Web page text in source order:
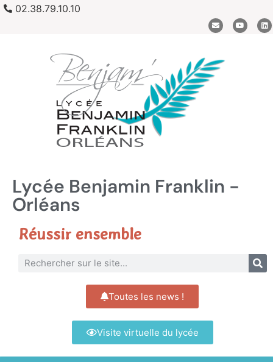
02.38.79.10.10
Lycée Benjamin Franklin -
Orléans
Réussir ensemble
Toutes les news !
Visite virtuelle du lycée